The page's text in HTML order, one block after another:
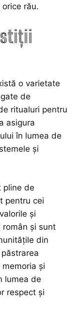
rău.
o varietate
de
ritualuri pentru
asigura
în lumea de
și
pline de
pentru cei
și
și sunt
din
și
lumea de
respect și